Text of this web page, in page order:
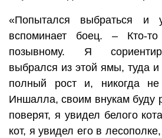
«Попытался выбраться и
вспоминает боец. – Кто-
позывному. Я
выбрался из этой ямы, туда
полный рост и, никогда
Иншалла, своим внукам буду
поверят, я увидел белого
кот, я увидел его в